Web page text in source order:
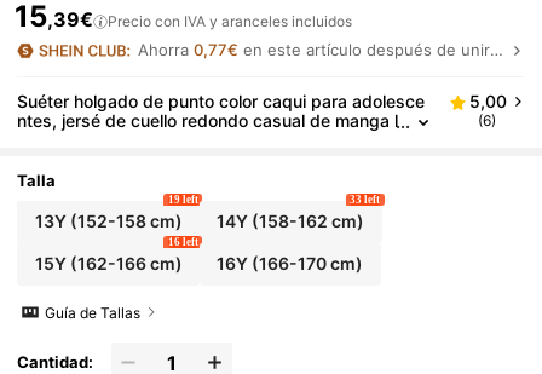
15,39€ Precio con IVA y aranceles incluidos
Ahorra 0,77€ en este artículo después de unirte.
Suéter holgado de punto color caqui para adolesce
ntes, jersé de cuello redondo casual de manga l
5,00
(6)
Talla
13Y(152-158 cm)
19 left
14Y (158-162 cm)
33 left
15Y(162-166 cm)
16 left
16Y (166-170 cm)
Guía de Tallas
Cantidad: